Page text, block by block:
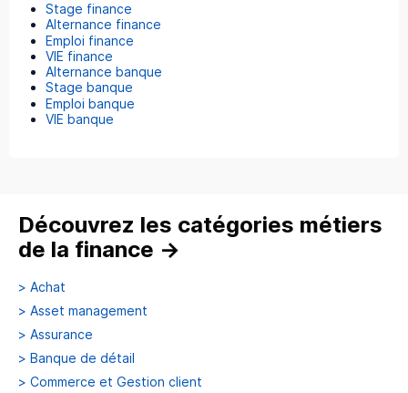
Stage finance
Alternance finance
Emploi finance
VIE finance
Alternance banque
Stage banque
Emploi banque
VIE banque
Découvrez les catégories métiers
de la finance →
> Achat
> Asset management
> Assurance
> Banque de détail
> Commerce et Gestion client